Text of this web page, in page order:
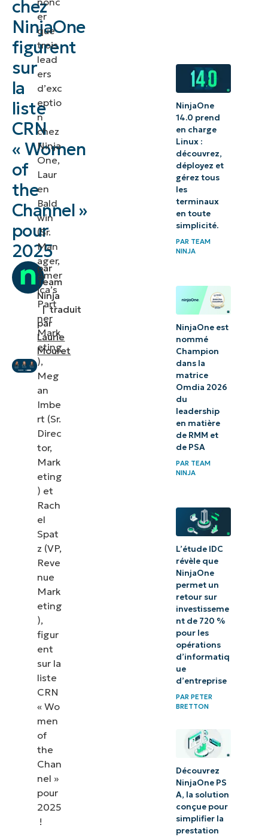
chez
NinjaOne
figurent
sur
la
liste
CRN
« Women
of
the
Channel »
pour
2025
par
Team
Ninja
|traduit
par
Laurie
Mouret
er
que
trois
lead
ers
d’exc
eptio
n
chez
Ninja
One,
Laur
en
Bald
win
(Sr.
Man
ager,
Amer
ica’s
Part
ner
Mark
eting
),
Meg
an
Imbe
rt (Sr.
Direc
tor,
Mark
eting
) et
Rach
el
Spat
z (VP,
Reve
nue
Mark
eting
),
figur
ent
sur la
liste
CRN
« Wo
men
of
the
Chan
nel »
pour
2025
!
NinjaOne
14.0 prend
en charge
Linux :
découvrez,
déployez et
gérez tous
les
terminaux
en toute
simplicité.
PAR TEAM
NINJA
NinjaOne est
nommé
Champion
dans la
matrice
Omdia 2026
du
leadership
en matière
de RMM et
de PSA
PAR TEAM
NINJA
L’étude IDC
révèle que
NinjaOne
permet un
retour sur
investisseme
nt de 720 %
pour les
opérations
d’informatiq
ue
d’entreprise
PAR PETER
BRETTON
Découvrez
NinjaOne PS
A, la solution
conçue pour
simplifier la
prestation